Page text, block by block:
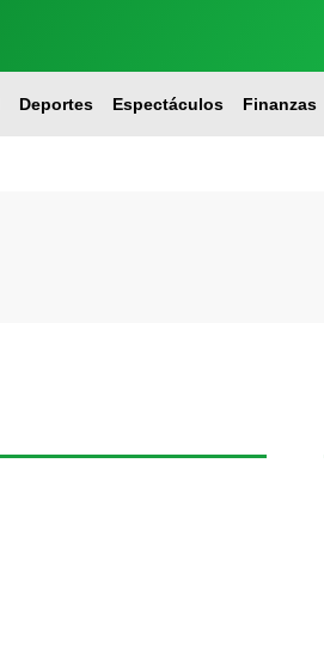
Deportes Espectáculos Finanzas